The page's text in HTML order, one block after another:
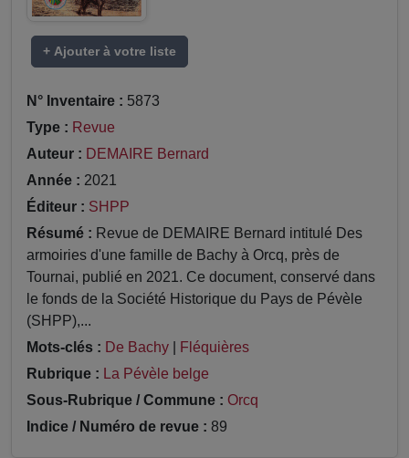
+ Ajouter à votre liste
N° Inventaire : 5873
Type : Revue
Auteur : DEMAIRE Bernard
Année : 2021
Éditeur : SHPP
Résumé : Revue de DEMAIRE Bernard intitulé Des
armoiries d'une famille de Bachy à Orcq, près de
Tournai, publié en 2021. Ce document, conservé dans
le fonds de la Société Historique du Pays de Pévèle
(SHPP),...
Mots-clés : De Bachy
Fléquières
Rubrique : La Pévèle belge
Sous-Rubrique / Commune : Orcq
Indice / Numéro de revue : 89